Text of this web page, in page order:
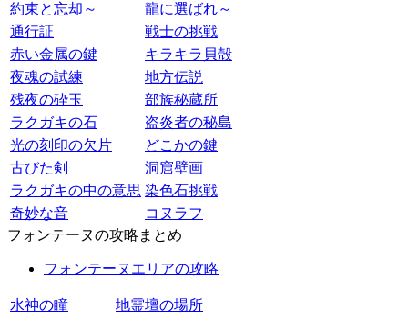
約束と忘却～
龍に選ばれ～
通行証
戦士の挑戦
赤い金属の鍵
キラキラ貝殻
夜魂の試練
地方伝説
残夜の砕玉
部族秘蔵所
ラクガキの石
盗炎者の秘島
光の刻印の欠片
どこかの鍵
古びた剣
洞窟壁画
ラクガキの中の意思 染色石挑戦
奇妙な音
コヌラフ
フォンテーヌの攻略まとめ
フォンテーヌエリアの攻略
水神の瞳
地霊壇の場所